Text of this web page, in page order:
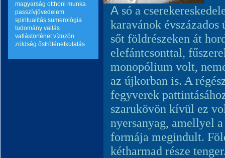
magyarság otthoni munka
passzívjövedelem
spiritualitás sumerológia
tudomány vallás
vallástörténet vízözön
zöldség őströténetkutatás
A só a
karavánok
sőt földrészeken át
elefántcsonttal,
monopólium volt,
az újkorban is. A
fegyverek
szarukövön kívül ez
nyersanyag, amellyel
formája megindult.
kétharmad része